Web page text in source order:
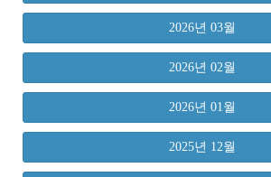
2026년 03월
2026년 02월
2026년 01월
2025년 12월